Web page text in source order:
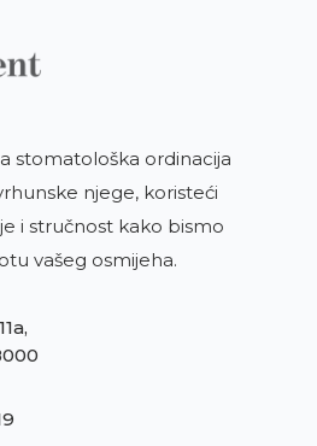
stomatološka ordinacija
njege, koristeći
i stručnost kako bismo
vašeg osmijeha.